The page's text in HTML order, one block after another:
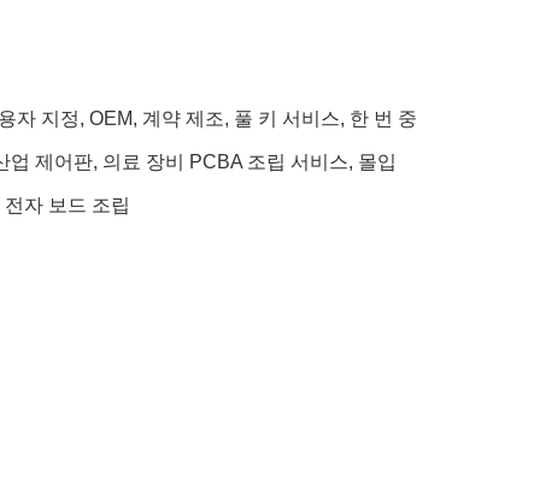
자 지정, OEM, 계약 제조, 풀 키 서비스, 한 번 중
제어판, 의료 장비 PCBA 조립 서비스, 몰입
자 보드 조립